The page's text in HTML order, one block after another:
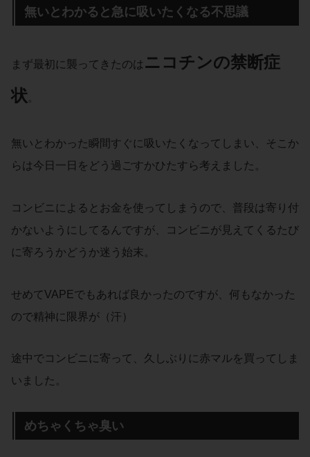
無いとわかると急に吸いたくなる不思議
まず最初に襲ってきたのは ニコチンの禁断症
状
無いとわかった瞬間すぐに吸いたくなってしまい、そこか
らは今日一日をどう過ごすかひたすら考えました。
コンビニによるとお金を使ってしまうので、普段は寄り付
かないようにしてるんですが、コンビニが見えてくるたび
に寄ろうかどうか迷う始末。
せめてVAPEでもあれば良かったのですが、何もなかった
ので精神に限界が（汗）
途中でコンビニに寄って、久しぶりに赤マルを買ってしま
いました。
めちゃくちゃ臭い